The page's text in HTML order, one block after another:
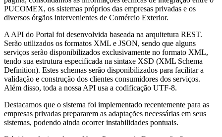
PUCOMEX, os sistemas próprios das empresas privadas e os
diversos órgãos intervenientes de Comércio Exterior.
A API do Portal foi desenvolvida baseada na arquitetura REST.
Serão utilizados os formatos XML e JSON, sendo que alguns
serviços serão disponibilizados exclusivamente no formato XML,
tendo sua estrutura especificada na sintaxe XSD (XML Schema
Definition). Estes schemas serão disponibilizados para facilitar a
validação e construção dos clientes consumidores dos serviços.
Além disso, toda a nossa API usa a codificação UTF-8.
Destacamos que o sistema foi implementado recentemente para as
empresas privadas prepararem as adaptações necessárias em seus
sistemas, podendo ainda ocorrer instabilidades pontuais.